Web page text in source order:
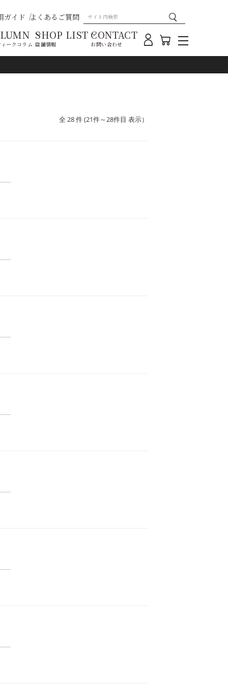
ガイド よくあるご質問
ークコラム
SHOP LIST
店舗情報
CONTACT
お問い合わせ
全 28 件 (21件～28件目 表示）